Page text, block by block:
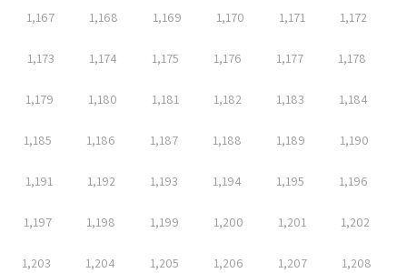
1,167 1,168 1,169 1,170 1,171 1,172
1,173 1,174 1,175 1,176 1,177 1,178
1,179 1,180 1,181 1,182 1,183 1,184
1,185 1,186 1,187 1,188 1,189 1,190
1,191 1,192 1,193 1,194 1,195 1,196
1,197 1,198 1,199 1,200 1,201 1,202
1,203 1,204 1,205 1,206 1,207 1,208